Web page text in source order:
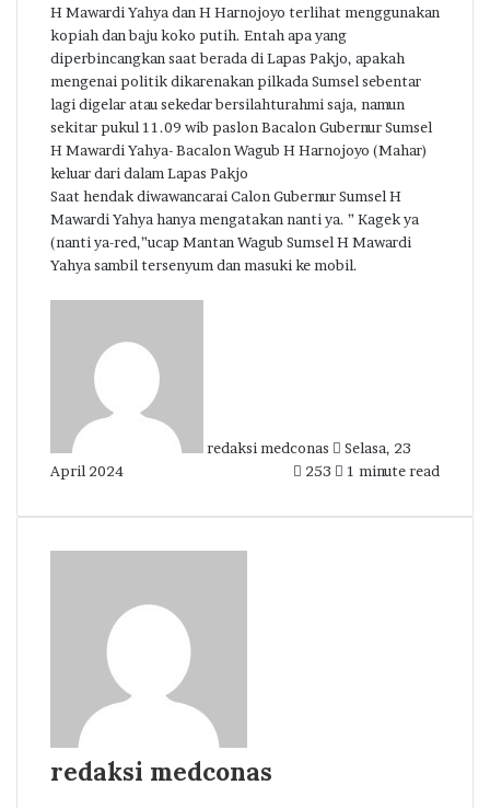
H Mawardi Yahya dan H Harnojoyo terlihat menggunakan
kopiah dan baju koko putih. Entah apa yang
diperbincangkan saat berada di Lapas Pakjo, apakah
mengenai politik dikarenakan pilkada Sumsel sebentar
lagi digelar atau sekedar bersilahturahmi saja, namun
sekitar pukul 11.09 wib paslon Bacalon Gubernur Sumsel
H Mawardi Yahya- Bacalon Wagub H Harnojoyo (Mahar)
keluar dari dalam Lapas Pakjo
Saat hendak diwawancarai Calon Gubernur Sumsel H
Mawardi Yahya hanya mengatakan nanti ya. ” Kagek ya
(nanti ya-red,”ucap Mantan Wagub Sumsel H Mawardi
Yahya sambil tersenyum dan masuki ke mobil.
redaksi medconas
Selasa, 23
April 2024
253 1 minute read
redaksi medconas